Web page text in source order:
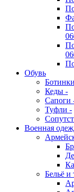
Обувь
Кеды -
Сапоги
Туфли -
Военная
Бельё и